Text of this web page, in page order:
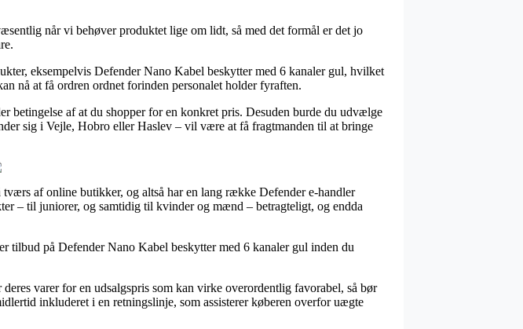
når vi behøver produktet lige om lidt, så med det formål er det jo
eksempelvis Defender Nano Kabel beskytter med 6 kanaler gul, hvilket
nå at få ordren ordnet forinden personalet holder fyraften.
betingelse af at du shopper for en konkret pris. Desuden burde du udvælge
sig i Vejle, Hobro eller Haslev – vil være at få fragtmanden til at bringe
af online butikker, og altså har en lang række Defender e-handler
– til juniorer, og samtidig til kvinder og mænd – betragteligt, og endda
tilbud på Defender Nano Kabel beskytter med 6 kanaler gul inden du
varer for en udsalgspris som kan virke overordentlig favorabel, så bør
inkluderet i en retningslinje, som assisterer køberen overfor uægte